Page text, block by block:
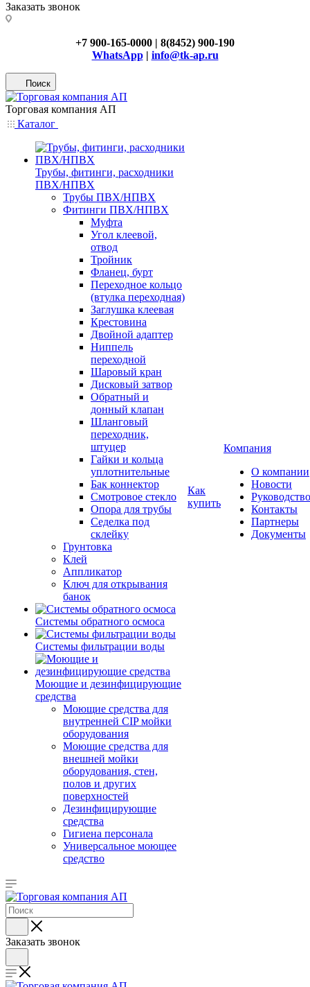
Заказать звонок
+7 900-165-0000 | 8(8452) 900-190
WhatsApp| info@tk-ap.ru
Поиск
Торговая компания АП
Каталог
Трубы, фитинги, расходники
ПВХ/НПВХ
Трубы ПВХ/НПВХ
Фитинги ПВХ/НПВХ
Муфта
Угол клеевой,
отвод
Тройник
Фланец, бурт
Переходное кольцо
(втулка переходная)
Заглушка клеевая
Крестовина
Двойной адаптер
Ниппель
переходной
Шаровый кран
Дисковый затвор
Обратный и
донный клапан
Шланговый
переходник,
штуцер
Гайки и кольца
уплотнительные
Бак коннектор
Смотровое стекло
Опора для трубы
Седелка под
склейку
Грунтовка
Клей
Аппликатор
Ключ для открывания
банок
Системы обратного осмоса
Системы фильтрации воды
Моющие и дезинфицирующие
средства
Моющие средства для
внутренней CIP мойки
оборудования
Моющие средства для
внешней мойки
оборудования, стен,
полов и других
поверхностей
Дезинфицирующие
средства
Гигиена персонала
Универсальное моющее
средство
Как
купить
Компания
О компании
Новости
Руководство
Контакты
Партнеры
Документы
Заказать звонок